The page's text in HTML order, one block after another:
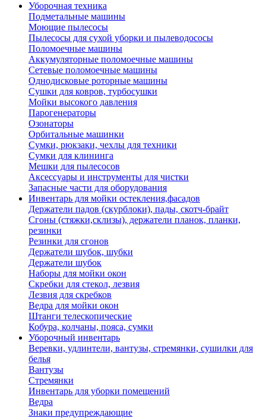
Уборочная техника
Подметальные машины
Моющие пылесосы
Пылесосы для сухой уборки и пылеводососы
Поломоечные машины
Аккумуляторные поломоечные машины
Сетевые поломоечные машины
Однодисковые роторные машины
Сушки для ковров, турбосушки
Мойки высокого давления
Парогенераторы
Озонаторы
Орбитальные машинки
Сумки, рюкзаки, чехлы для техники
Сумки для клининга
Мешки для пылесосов
Аксессуары и инструменты для чистки
Запасные части для оборудования
Инвентарь для мойки остекления,фасадов
Держатели падов (скурблоки), пады, скотч-брайт
Сгоны (стяжки,склизы), держатели планок, планки,
резинки
Резинки для сгонов
Держатели шубок, шубки
Держатели шубок
Наборы для мойки окон
Скребки для стекол, лезвия
Лезвия для скребков
Ведра для мойки окон
Штанги телескопические
Кобура, колчаны, пояса, сумки
Уборочный инвентарь
Веревки, удлинтели, вантузы, стремянки, сушилки для
белья
Вантузы
Стремянки
Инвентарь для уборки помещений
Ведра
Знаки предупреждающие